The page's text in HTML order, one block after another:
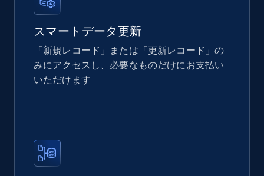
スマートデータ更新
「新規レコード」または「更新レコード」の
みにアクセスし、必要なものだけにお支払い
いただけます